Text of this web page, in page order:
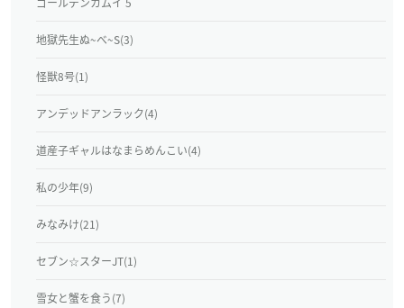
地獄先生ぬ~べ~S(3)
怪獣8号(1)
アンデッドアンラック(4)
道産子ギャルはなまらめんこい(4)
私の少年(9)
みなみけ(21)
セブン☆スターJT(1)
雪女と蟹を食う(7)